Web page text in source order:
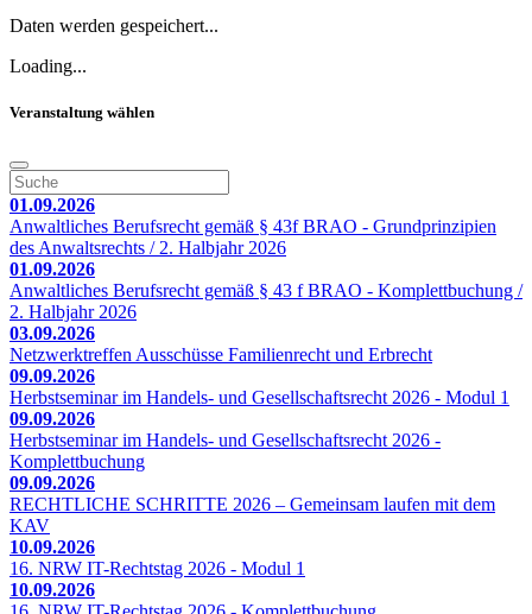
Daten werden gespeichert...
Loading...
Veranstaltung wählen
01.09.2026
Anwaltliches Berufsrecht gemäß § 43f BRAO - Grundprinzipien
des Anwaltsrechts / 2. Halbjahr 2026
01.09.2026
Anwaltliches Berufsrecht gemäß § 43 f BRAO - Komplettbuchung /
2. Halbjahr 2026
03.09.2026
Netzwerktreffen Ausschüsse Familienrecht und Erbrecht
09.09.2026
Herbstseminar im Handels- und Gesellschaftsrecht 2026 - Modul 1
09.09.2026
Herbstseminar im Handels- und Gesellschaftsrecht 2026 -
Komplettbuchung
09.09.2026
RECHTLICHE SCHRITTE 2026 – Gemeinsam laufen mit dem
KAV
10.09.2026
16. NRW IT-Rechtstag 2026 - Modul 1
10.09.2026